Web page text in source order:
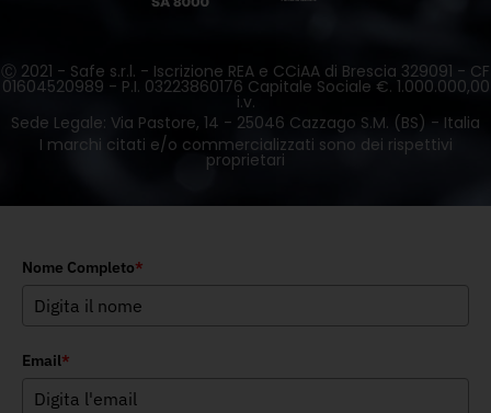
Ⓒ 2021 - Safe s.r.l. - Iscrizione REA e CCiAA di Brescia 329091 - CF
01604520989 - P.I. 03223860176 Capitale Sociale €. 1.000.000,00
i.v.
Sede Legale: Via Pastore, 14 - 25046 Cazzago S.M. (BS) - Italia
I marchi citati e/o commercializzati sono dei rispettivi
proprietari
Nome Completo*
Email*